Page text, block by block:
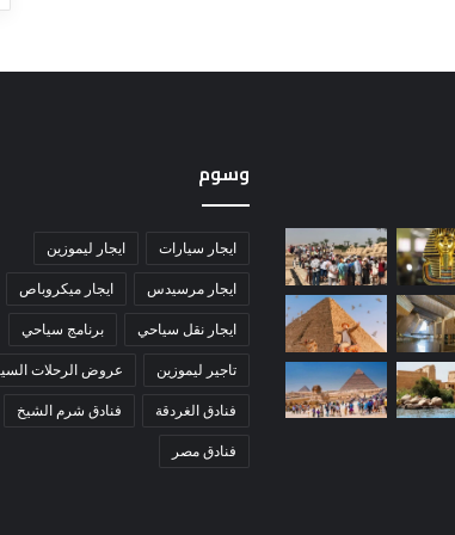
وسوم
ايجار سيارات ايجار ليموزين
ايجار مرسيدس ايجار ميكروباص
ايجار نقل سياحي برنامج سياحي
تاجير ليموزين عروض الرحلات
فنادق الغردقة فنادق شرم الشيخ
فنادق مصر